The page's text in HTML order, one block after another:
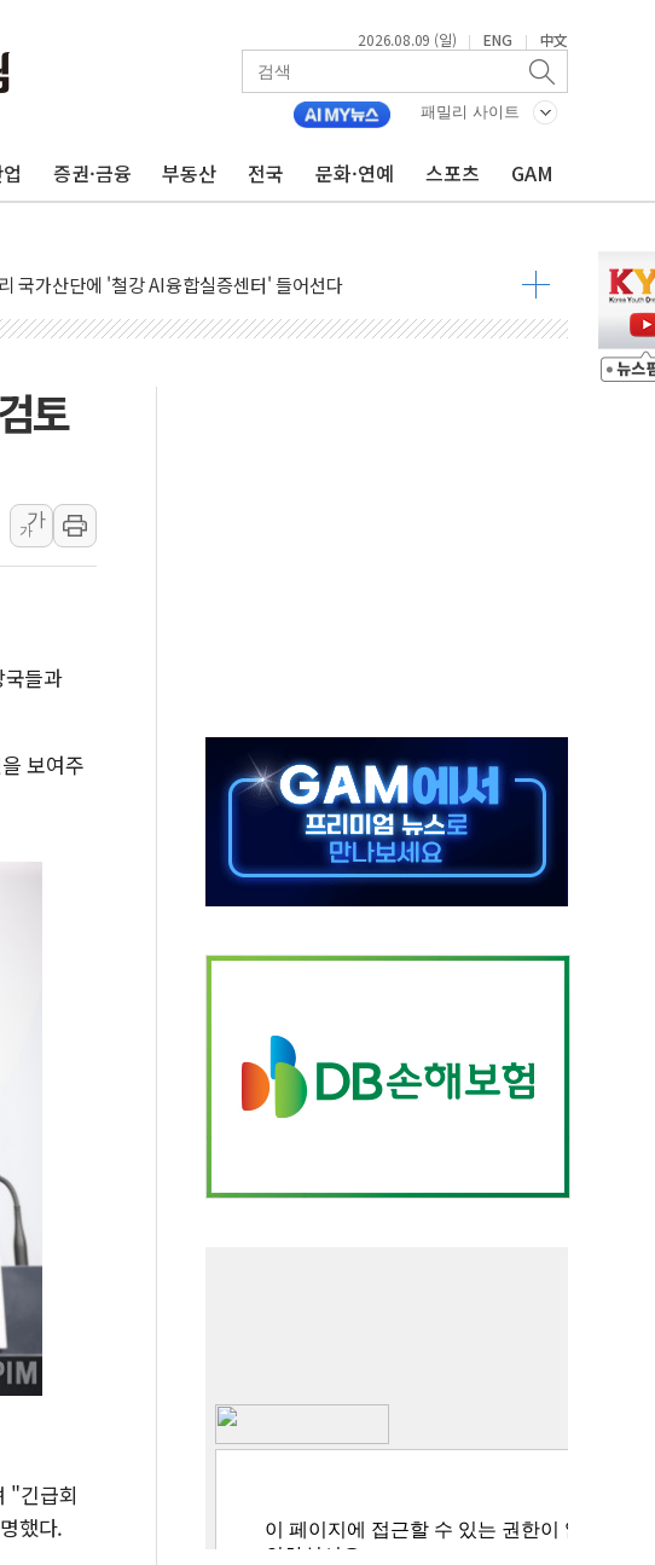
2026.08.09 (일) | ENG | 中文
패밀리 사이트
증권·금융 부동산 전국 문화·연예 스포츠 GAM
장서 질식사고 발생…작업자 1명 숨져
착장 하류서 50대 숨진 채 발견...경찰, 조사 중
, 정청래에 누적 '1.48%p' 차 선두 유지...金 46.01% vs 鄭 44.53%
중 어머니 살해 10대 구속…범행 후 반려견도 죽여
대구·경북 경선서 정청래에 승리…金 48.54% vs 鄭 44.40%
경북 경선 결과 발표...김민석 47.37% 정청래 45.71% 송영길 6.92%
대구 경선 결과 발표...정청래 47.82% 김민석 46.35% 송영길 5.83%
원 경선 결과 발표...김민석 50.30% 정청래 41.94% 송영길 7.76%
소상공인에 '행복상자' 전달
전면 손질… 예술·체육요원 최대 33% 감축
대형마트 판매, 역대 최대폭 감소한 9.4%↓…유통업계 양극화 심화
민 의원, '정부 특사'로 콜롬비아 대통령 취임식 참석
주의보' 울진 시간당 30mm 강한 비...호우 피해 없어
버스 하우스' 공방…野 "청년 우롱 기괴" vs 與 "송구한 해프닝"
토
가
가
들과
보여주
"긴급회
했다.